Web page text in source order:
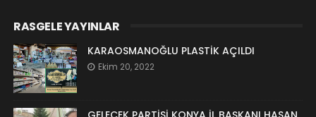
RASGELE YAYINLAR
KARAOSMANOĞLU PLASTİK AÇILDI
Ekim 20, 2022